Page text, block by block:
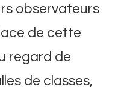
observateurs
de cette
regard de
de classes,